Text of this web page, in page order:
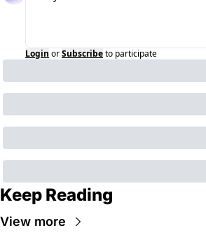
Login orSubscribeto participate
Keep Reading
View more